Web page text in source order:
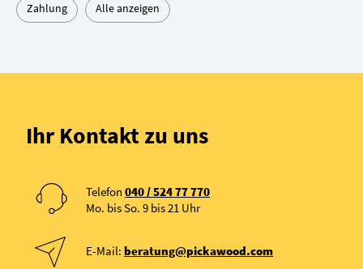
Zahlung Alle anzeigen
Ihr Kontakt zu uns
Telefon 040 / 524 77 770
Mo. bis So. 9 bis 21 Uhr
E-Mail: beratung@pickawood.com